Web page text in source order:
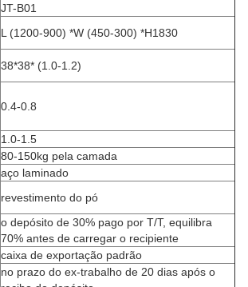
JT-B01
L (1200-900) *W (450-300) *H1830
38*38* (1.0-1.2)
0.4-0.8
1.0-1.5
80-150kg pela camada
aço laminado
revestimento do pó
o depósito de 30% pago por T/T, equilibra
70% antes de carregar o recipiente
caixa de exportação padrão
no prazo do ex-trabalho de 20 dias após o